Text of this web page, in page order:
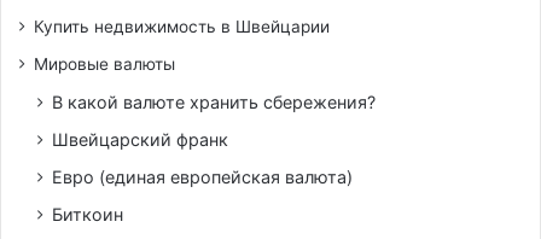
Купить недвижимость в Швейцарии
Мировые валюты
В какой валюте хранить сбережения?
Швейцарский франк
Евро (единая европейская валюта)
Биткоин